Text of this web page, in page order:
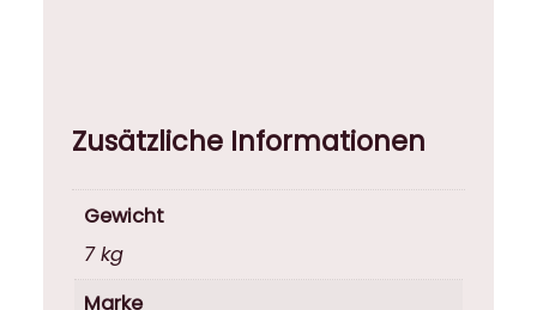
Zusätzliche Informationen
Gewicht
7 kg
Marke